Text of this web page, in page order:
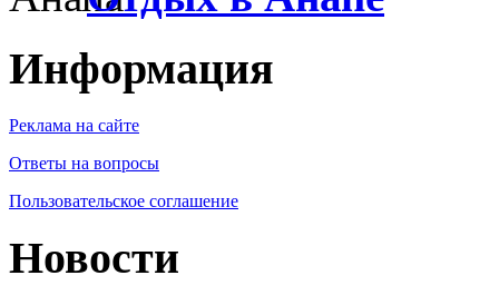
Информация
Реклама на сайте
Ответы на вопросы
Пользовательское соглашение
Новости